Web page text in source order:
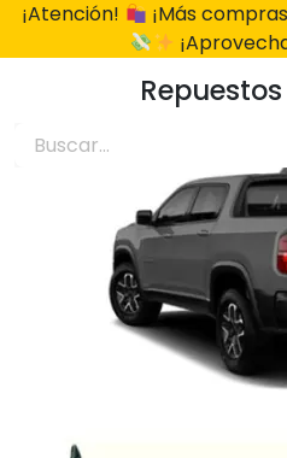
¡Atención!
¡Más